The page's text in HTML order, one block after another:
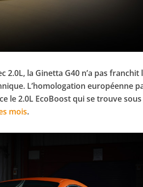
la Ginetta G40 n’a pas franchit
L’homologation européenne
le 2.0L EcoBoost qui se trouve
mois.